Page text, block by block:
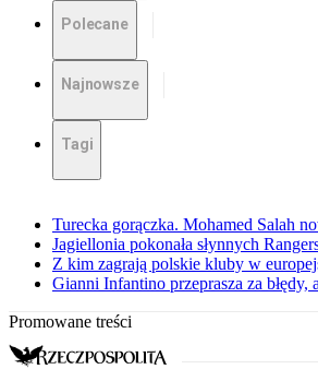
Polecane
Najnowsze
Tagi
Turecka gorączka. Mohamed Salah
Jagiellonia pokonała słynnych
Z kim zagrają polskie kluby w
Gianni Infantino przeprasza za
Promowane treści